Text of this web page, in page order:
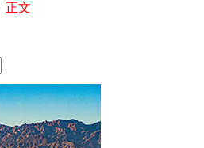
正文